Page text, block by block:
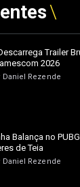
Trailer
2026
Daniel Rezende
Balança no
de Teia
Daniel Rezende